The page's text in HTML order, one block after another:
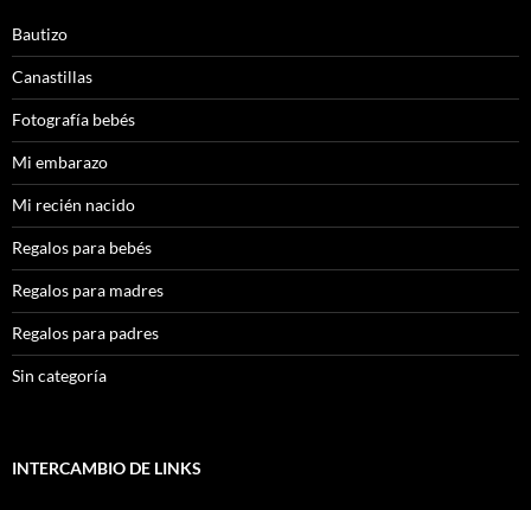
Bautizo
Canastillas
Fotografía bebés
Mi embarazo
Mi recién nacido
Regalos para bebés
Regalos para madres
Regalos para padres
Sin categoría
INTERCAMBIO DE LINKS